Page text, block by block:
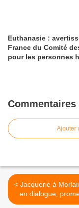
Euthanasie :
France du Comité
pour les personnes
Commentaires
Ajouter
< Jacquerie à Morlaix, Valls,
en dialogue,
"poursuites